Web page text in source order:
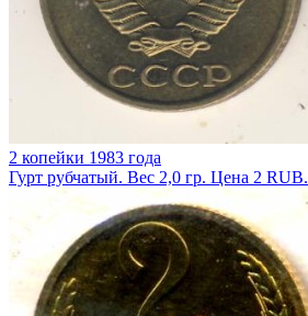
2 копейки 1983 года
Гурт рубчатый. Вес 2,0 гр. Цена 2 RUB.